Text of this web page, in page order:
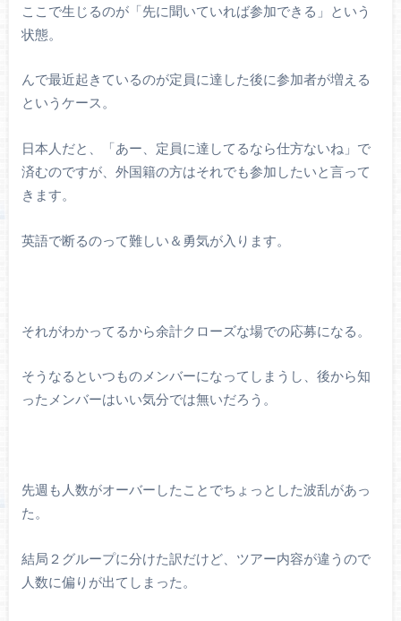
ここで生じるのが「先に聞いていれば参加できる」という
状態。
んで最近起きているのが定員に達した後に参加者が増える
というケース。
日本人だと、「あー、定員に達してるなら仕方ないね」で
済むのですが、外国籍の方はそれでも参加したいと言って
きます。
英語で断るのって難しい＆勇気が入ります。
それがわかってるから余計クローズな場での応募になる。
そうなるといつものメンバーになってしまうし、後から知
ったメンバーはいい気分では無いだろう。
先週も人数がオーバーしたことでちょっとした波乱があっ
た。
結局２グループに分けた訳だけど、ツアー内容が違うので
人数に偏りが出てしまった。